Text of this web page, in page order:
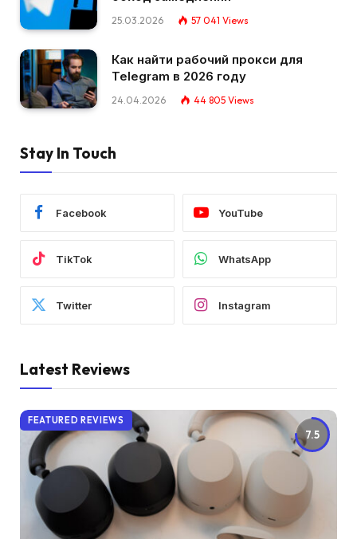
25.03.2026 57 041 Views
Как найти рабочий прокси для
Telegram в 2026 году
24.04.2026 44 805 Views
Stay In Touch
Facebook YouTube
TikTok WhatsApp
Twitter Instagram
Latest Reviews
7.5
FEATURED REVIEWS